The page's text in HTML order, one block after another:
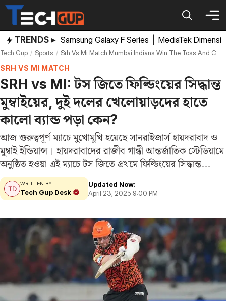
Skip
content
TRENDS ▸ Samsung Galaxy F Series MediaTek
Tech Gup Sports Srh Vs Mi Match Mumbai Indians Win The Toss And Choose To Ball First
SRH VS MI MATCH
SRH vs MI: টস জিতে ফিল্ডিংয়ের সিদ্ধান্ত
মুম্বাইয়ের, দুই দলের খেলোয়াড়দের হাতে
কালো ব্যান্ড পড়া কেন?
আজ গুরুত্বপূর্ণ ম্যাচে মুখোমুখি হয়েছে সানরাইজার্স হায়দরাবাদ ও
মুম্বাই ইন্ডিয়ান্স। হায়দরাবাদের রাজীব গান্ধী আন্তর্জাতিক স্টেডিয়ামে
অনুষ্ঠিত হওয়া এই ম্যাচে টস জিতে প্রথমে ফিল্ডিংয়ের সিদ্ধান্ত
নিয়েছে মুম্বাই। ফলে‌‌ প্রথমে ব্যাট করবে হায়দরাবাদ। মঙ্গলবার
পাহালগাম সন্ত্রাসী হামলার শিকারদের প্রতি শ্রদ্ধা জানাতে
আজকের…
WRITTEN BY :
Tech Gup Desk
Updated Now:
April 23, 2025 9:00 PM